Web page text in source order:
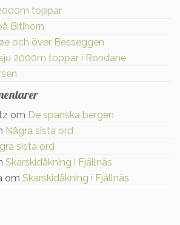
toppar
Bitihorn
och över Besseggen
2000m toppar i Rondane
om De spanska bergen
Några sista ord
sista ord
Skarskidåkning i Fjällnäs
om Skarskidåkning i Fjällnäs